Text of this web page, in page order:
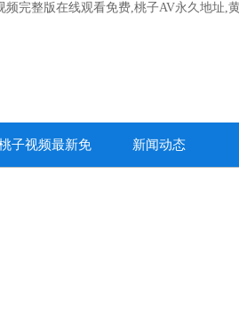
频完整版在线观看免费,桃子AV永久地址,
子视频最新免 新闻动态